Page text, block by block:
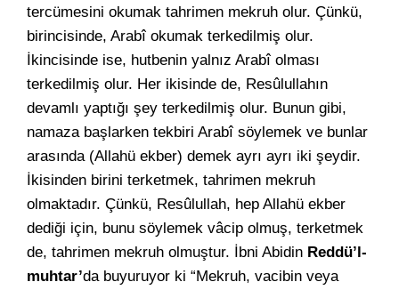
tercümesini okumak tahrimen mekruh olur. Çünkü,
birincisinde, Arabî okumak terkedilmiş olur.
İkincisinde ise, hutbenin yalnız Arabî olması
terkedilmiş olur. Her ikisinde de, Resûlullahın
devamlı yaptığı şey terkedilmiş olur. Bunun gibi,
namaza başlarken tekbiri Arabî söylemek ve bunlar
arasında (Allahü ekber) demek ayrı ayrı iki şeydir.
İkisinden birini terketmek, tahrimen mekruh
olmaktadır. Çünkü, Resûlullah, hep Allahü ekber
dediği için, bunu söylemek vâcip olmuş, terketmek
de, tahrimen mekruh olmuştur. İbni Abidin Reddü’l-
muhtar’da buyuruyor ki “Mekruh, vacibin veya